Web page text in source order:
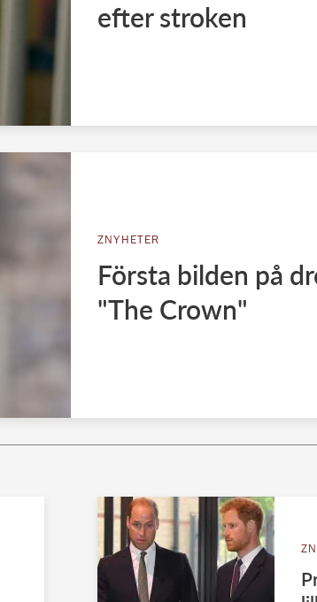
efter stroken
ZNYHETER
Första bilden på
"The Crown"